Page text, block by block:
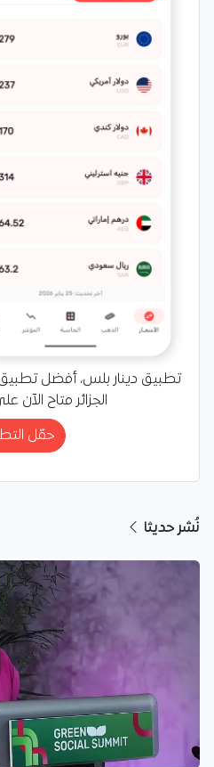
تطبيق دينار بلس، أفضل
الجزائر متاح
حمّل
نُشر حديثا